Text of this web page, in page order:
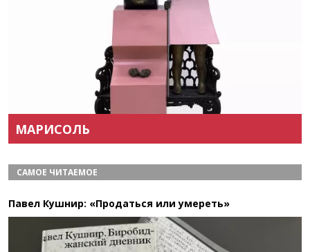
МАРИСОЛЬ
САМОЕ ЧИТАЕМОЕ
Павел Кушнир: «Продаться или умереть»